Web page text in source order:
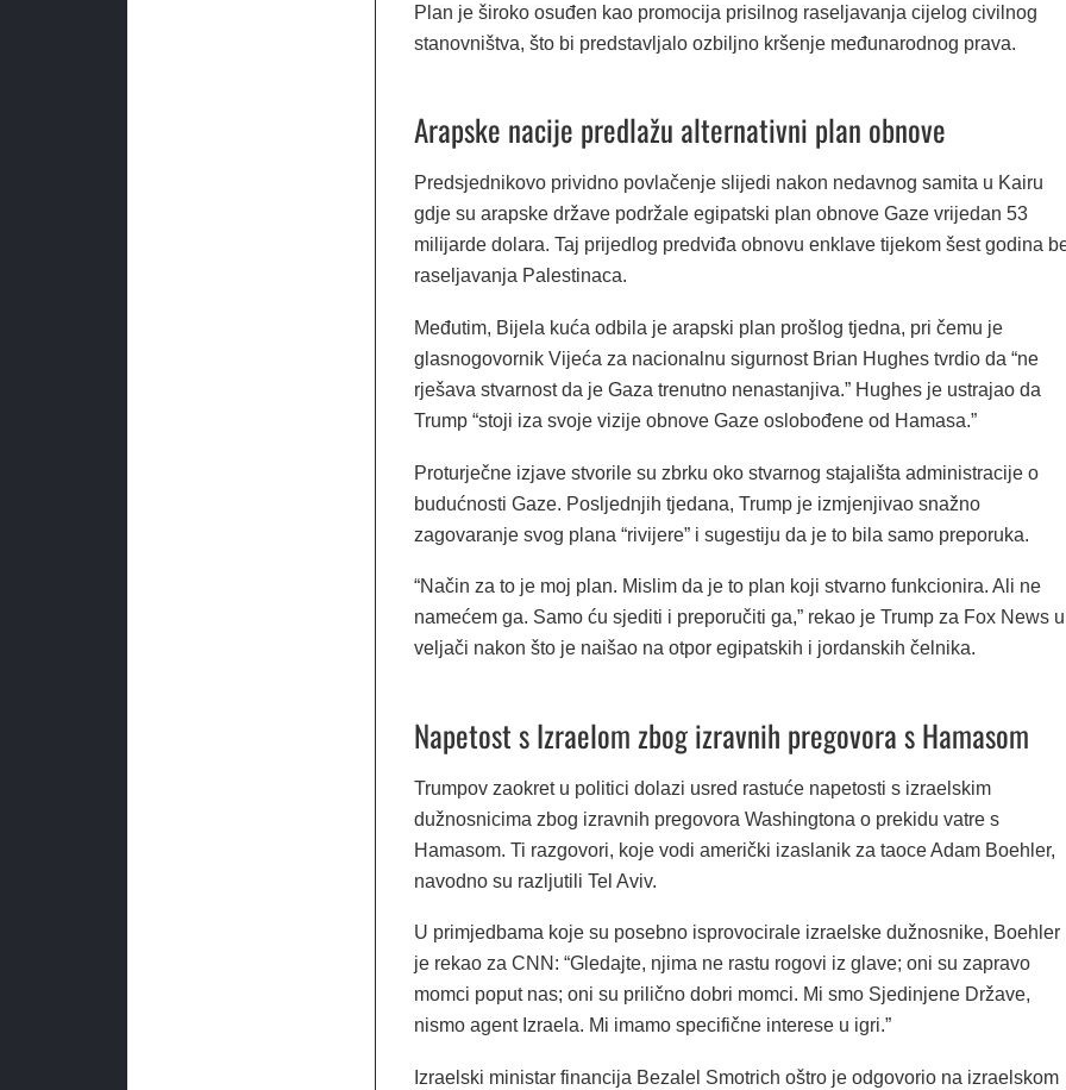
Plan je široko osuđen kao promocija prisilnog raseljavanja cijelog civilnog
stanovništva, što bi predstavljalo ozbiljno kršenje međunarodnog prava.
Arapske nacije predlažu alternativni plan obnove
Predsjednikovo prividno povlačenje slijedi nakon nedavnog samita u Kairu
gdje su arapske države podržale egipatski plan obnove Gaze vrijedan 53
milijarde dolara. Taj prijedlog predviđa obnovu enklave tijekom šest godina
raseljavanja Palestinaca.
Međutim, Bijela kuća odbila je arapski plan prošlog tjedna, pri čemu je
glasnogovornik Vijeća za nacionalnu sigurnost Brian Hughes tvrdio da “ne
rješava stvarnost da je Gaza trenutno nenastanjiva.” Hughes je ustrajao da
Trump “stoji iza svoje vizije obnove Gaze oslobođene od Hamasa.”
Proturječne izjave stvorile su zbrku oko stvarnog stajališta administracije o
budućnosti Gaze. Posljednjih tjedana, Trump je izmjenjivao snažno
zagovaranje svog plana “rivijere” i sugestiju da je to bila samo preporuka.
“Način za to je moj plan. Mislim da je to plan koji stvarno funkcionira. Ali ne
namećem ga. Samo ću sjediti i preporučiti ga,” rekao je Trump za Fox News u
veljači nakon što je naišao na otpor egipatskih i jordanskih čelnika.
Napetost s Izraelom zbog izravnih pregovora s Hamasom
Trumpov zaokret u politici dolazi usred rastuće napetosti s izraelskim
dužnosnicima zbog izravnih pregovora Washingtona o prekidu vatre s
Hamasom. Ti razgovori, koje vodi američki izaslanik za taoce Adam Boehler,
navodno su razljutili Tel Aviv.
U primjedbama koje su posebno isprovocirale izraelske dužnosnike, Boehler
je rekao za CNN: “Gledajte, njima ne rastu rogovi iz glave; oni su zapravo
momci poput nas; oni su prilično dobri momci. Mi smo Sjedinjene Države,
nismo agent Izraela. Mi imamo specifične interese u igri.”
Izraelski ministar financija Bezalel Smotrich oštro je odgovorio na izraelskom